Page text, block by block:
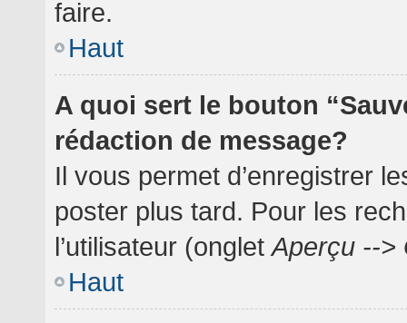
faire.
Haut
A quoi sert le bouton
rédaction de message?
Il vous permet d’enregistrer
poster plus tard. Pour les
l’utilisateur (ongletAperçu -->
Haut